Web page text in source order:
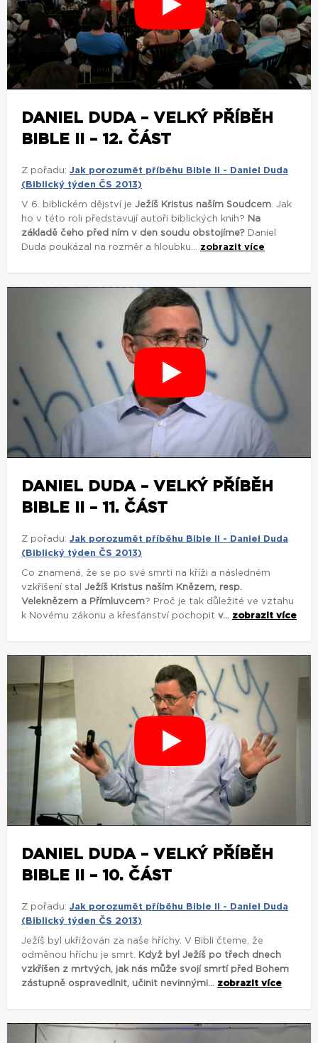
DANIEL DUDA – VELKÝ PŘÍBĚH
BIBLE II – 12. ČÁST
Z pořadu: Jak porozumět příběhu Bible II - Daniel Duda
(Biblický týden ČS 2013)
V 6. biblickém dějství je Ježíš Kristus naším Soudcem. Jak
ho v této roli představují autoři biblických knih? Na
základě čeho před ním v den soudu obstojíme? Daniel
Duda poukázal na rozměr a hloubku... zobrazit více
DANIEL DUDA – VELKÝ PŘÍBĚH
BIBLE II – 11. ČÁST
Z pořadu: Jak porozumět příběhu Bible II - Daniel Duda
(Biblický týden ČS 2013)
Co znamená, že se po své smrti na kříži a následném
vzkříšení stal Ježíš Kristus naším Knězem, resp.
Veleknězem a Přímluvcem? Proč je tak důležité ve vztahu
k Novému zákonu a křesťanství pochopit v... zobrazit více
DANIEL DUDA – VELKÝ PŘÍBĚH
BIBLE II – 10. ČÁST
Z pořadu: Jak porozumět příběhu Bible II - Daniel Duda
(Biblický týden ČS 2013)
Ježíš byl ukřižován za naše hříchy. V Bibli čteme, že
odměnou hříchu je smrt. Když byl Ježíš po třech dnech
vzkříšen z mrtvých, jak nás může svojí smrtí před Bohem
zástupně ospravedlnit, učinit nevinnými... zobrazit více